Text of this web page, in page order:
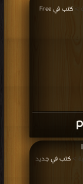
كتب في Free
كتب في جديد